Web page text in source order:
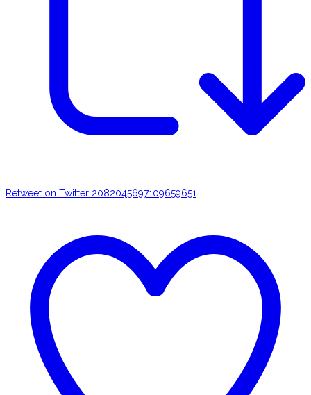
Retweet on Twitter 2082045697109659651